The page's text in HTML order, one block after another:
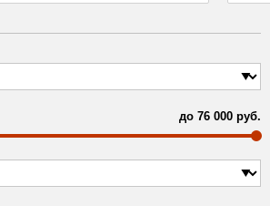
до 76 000 руб.